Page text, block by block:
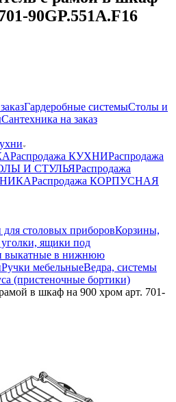
90GP.551A.F16
Гардеробные системыСтолы и
Сантехника на заказ
Распродажа КУХНИРаспродажа
И СТУЛЬЯРаспродажа
Распродажа КОРПУСНАЯ
столовых приборовКорзины,
ящики под
выкатные в нижнюю
Ручки мебельныеВедра, системы
(пристеночные бортики)
в шкаф на 900 хром арт. 701-